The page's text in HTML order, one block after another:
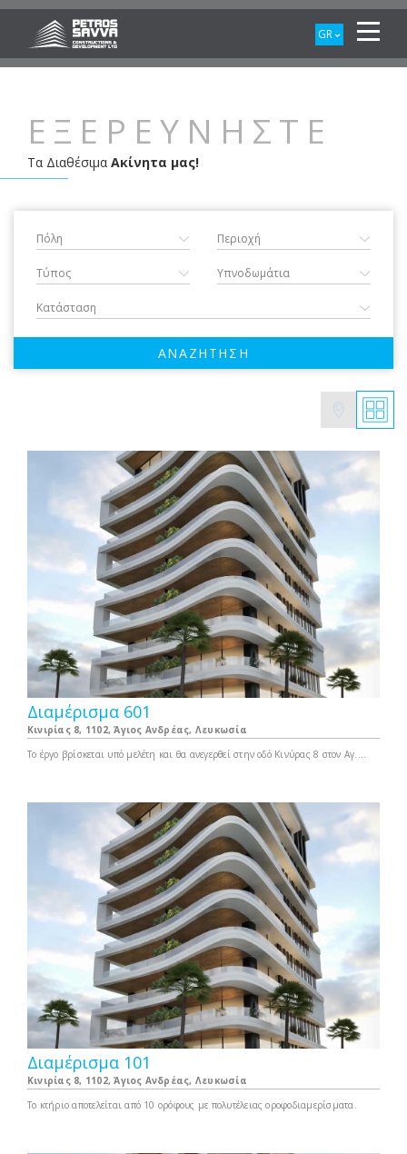
GR
ΕΞΕΡΕΥΝΗΣΤΕ
Τα Διαθέσιμα Ακίνητα μας!
ΑΝΑΖΗΤΗΣΗ
Διαμέρισμα 601
Κινιρίας 8, 1102, Άγιος Ανδρέας, Λευκωσία
Το έργο βρίσκεται υπό μελέτη και θα ανεγερθεί στην οδό Κινύρας 8 στον Αγ.
Διαμέρισμα 101
Κινιρίας 8, 1102, Άγιος Ανδρέας, Λευκωσία
Το κτήριο αποτελείται από 10 ορόφους με πολυτέλειας οροφοδιαμερίσματα.